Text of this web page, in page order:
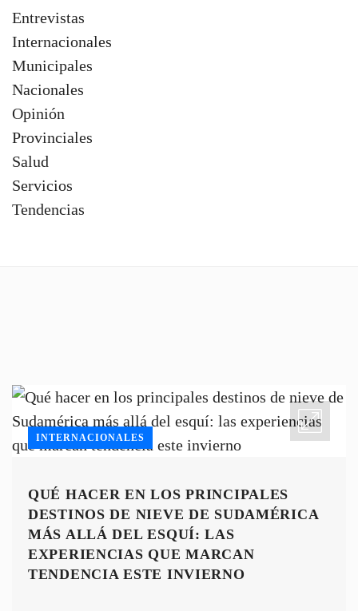
Entrevistas
Internacionales
Municipales
Nacionales
Opinión
Provinciales
Salud
Servicios
Tendencias
INTERNACIONALES
QUÉ HACER EN LOS PRINCIPALES
DESTINOS DE NIEVE DE SUDAMÉRICA
MÁS ALLÁ DEL ESQUÍ: LAS
EXPERIENCIAS QUE MARCAN
TENDENCIA ESTE INVIERNO